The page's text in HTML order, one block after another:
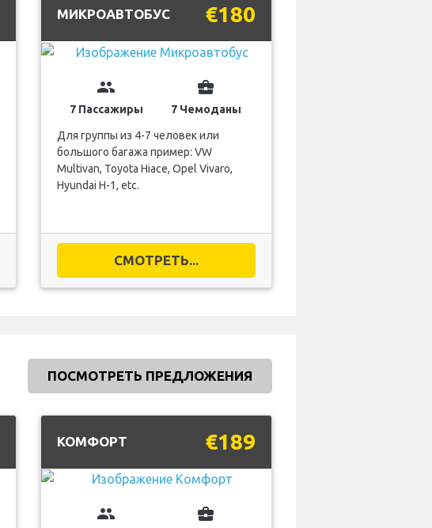
МИКРОАВТОБУС €180
group
7 Пассажиры
business_center
7 Чемоданы
Для группы из 4-7 человек или
большого багажа пример: VW
Multivan, Toyota Hiace, Opel Vivaro,
Hyundai H-1, etc.
СМОТРЕТЬ...
ПОСМОТРЕТЬ ПРЕДЛОЖЕНИЯ
КОМФОРТ €189
group business_center